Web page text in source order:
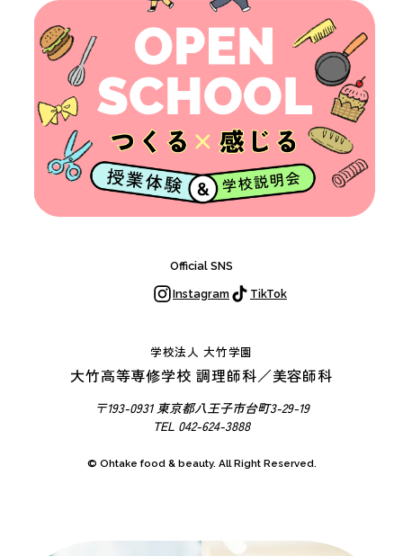
Official SNS
Instagram TikTok
学校法人 大竹学園
大竹高等専修学校 調理師科／美容師科
〒193-0931 東京都八王子市台町3-29-19
TEL 042-624-3888
© Ohtake food & beauty. All Right Reserved.